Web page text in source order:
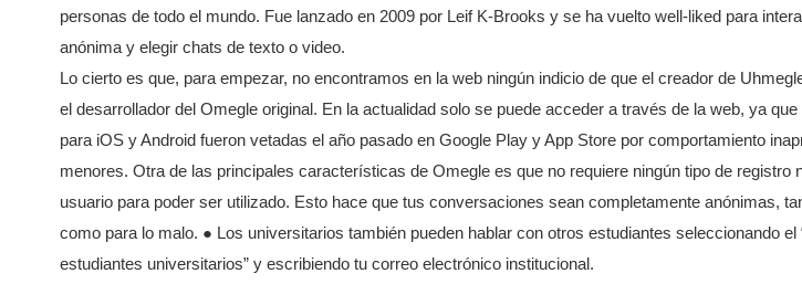
personas de todo el mundo. Fue lanzado en 2009 por Leif K-Brooks y se ha vuelto well-liked para
anónima y elegir chats de texto o video.
Lo cierto es que, para empezar, no encontramos en la web ningún indicio de que el creador de
el desarrollador del Omegle original. En la actualidad solo se puede acceder a través de la web, ya
para iOS y Android fueron vetadas el año pasado en Google Play y App Store por comportamiento
menores. Otra de las principales características de Omegle es que no requiere ningún tipo de registro
usuario para poder ser utilizado. Esto hace que tus conversaciones sean completamente anónimas,
como para lo malo. ● Los universitarios también pueden hablar con otros estudiantes seleccionando el
estudiantes universitarios” y escribiendo tu correo electrónico institucional.